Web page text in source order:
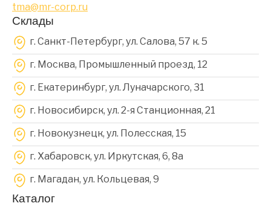
tma@mr-corp.ru
Склады
г. Санкт-Петербург, ул. Салова, 57 к. 5
г. Москва, Промышленный проезд, 12
г. Екатеринбург, ул. Луначарского, 31
г. Новосибирск, ул. 2-я Станционная, 21
г. Новокузнецк, ул. Полесская, 15
г. Хабаровск, ул. Иркутская, 6, 8a
г. Магадан, ул. Кольцевая, 9
Каталог